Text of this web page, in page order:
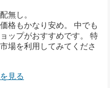
無し。
格もかなり安め。 中でも
ップがおすすめです。 特
場を利用してみてくださ
見る